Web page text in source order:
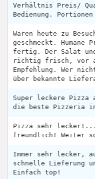
Verhältnis Preis/
Bedienung.
Waren heute zu
geschmeckt. Humane
fertig. Der Salat und
richtig frisch, vor
Empfehlung. Wer
über bekannte
Super leckere
die beste Pizzeria
Pizza sehr
freundlich! Weiter
Immer sehr lecker,
schnelle Lieferung
Einfach top!